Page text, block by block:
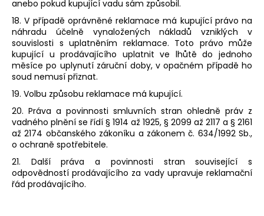
anebo pokud kupující vadu sám způsobil.
18. V případě oprávněné reklamace má kupující právo na
náhradu účelně vynaložených nákladů vzniklých v
souvislosti s uplatněním reklamace. Toto právo může
kupující u prodávajícího uplatnit ve lhůtě do jednoho
měsíce po uplynutí záruční doby, v opačném případě ho
soud nemusí přiznat.
19. Volbu způsobu reklamace má kupující.
20. Práva a povinnosti smluvních stran ohledně práv z
vadného plnění se řídí § 1914 až 1925, § 2099 až 2117 a § 2161
až 2174 občanského zákoníku a zákonem č. 634/1992 Sb.,
o ochraně spotřebitele.
21. Další práva a povinnosti stran související s
odpovědností prodávajícího za vady upravuje reklamační
řád prodávajícího.